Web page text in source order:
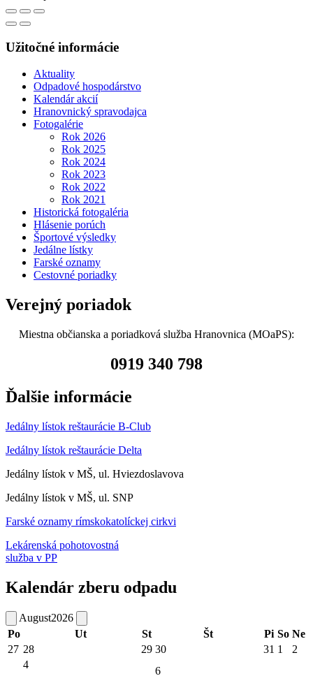
Užitočné informácie
Aktuality
Odpadové hospodárstvo
Kalendár akcií
Hranovnický spravodajca
Fotogalérie
Rok 2026
Rok 2025
Rok 2024
Rok 2023
Rok 2022
Rok 2021
Historická fotogaléria
Hlásenie porúch
Športové výsledky
Jedálne lístky
Farské oznamy
Cestovné poriadky
Verejný poriadok
Miestna občianska a poriadková služba Hranovnica (MOaPS):
0919 340 798
Ďalšie informácie
Jedálny lístok reštaurácie B-Club
Jedálny lístok reštaurácie Delta
Jedálny lístok v MŠ, ul. Hviezdoslavova
Jedálny lístok v MŠ, ul. SNP
Farské oznamy rímskokatolíckej cirkvi
Lekárenská pohotovostná
služba v PP
Kalendár zberu odpadu
August2026
Po
Ut St Št Pi So Ne
27 28 29 30 31 1 2
4
6